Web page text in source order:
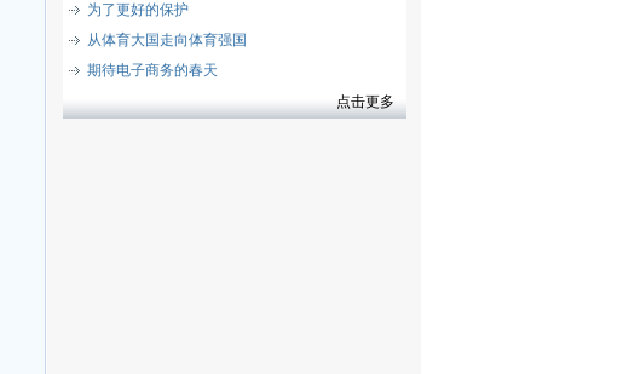
为了更好的保护
从体育大国走向体育强国
期待电子商务的春天
点击更多